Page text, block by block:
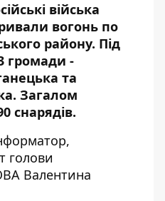
війська
вогонь по
району. Під
громади -
та
Загалом
снарядів.
голови
Валентина